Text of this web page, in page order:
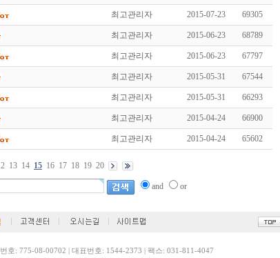
최고관리자 2015-07-23 69305
최고관리자 2015-06-23 68789
최고관리자 2015-06-23 67797
최고관리자 2015-05-31 67544
최고관리자 2015-05-31 66293
최고관리자 2015-04-24 66900
최고관리자 2015-04-24 65602
13 14 15 16 17 18 19 20
and or
호: 775-08-00702 | 대표번호: 1544-2373 | 팩스: 031-811-4047